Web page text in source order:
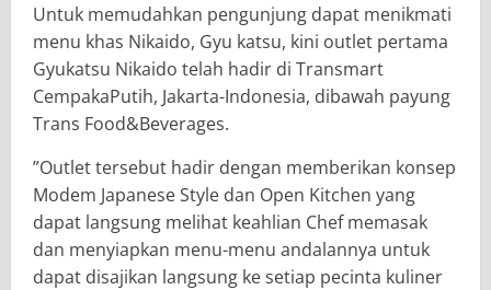
Untuk memudahkan pengunjung dapat menikmati
menu khas Nikaido, Gyu katsu, kini outlet pertama
Gyukatsu Nikaido telah hadir di Transmart
CempakaPutih, Jakarta-Indonesia, dibawah payung
Trans Food&Beverages.
”Outlet tersebut hadir dengan memberikan konsep
Modem Japanese Style dan Open Kitchen yang
dapat langsung melihat keahlian Chef memasak
dan menyiapkan menu-menu andalannya untuk
dapat disajikan langsung ke setiap pecinta kuliner